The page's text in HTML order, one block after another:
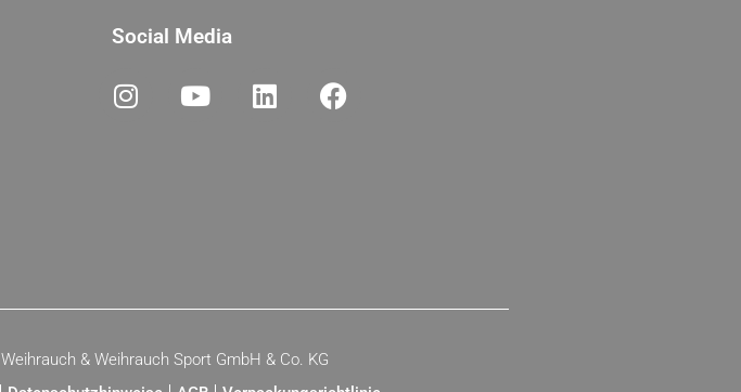
Social Media
Weihrauch & Weihrauch Sport GmbH & Co. KG